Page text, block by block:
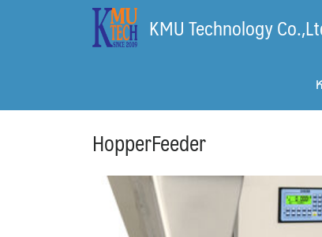
KMU Technology
HopperFeeder